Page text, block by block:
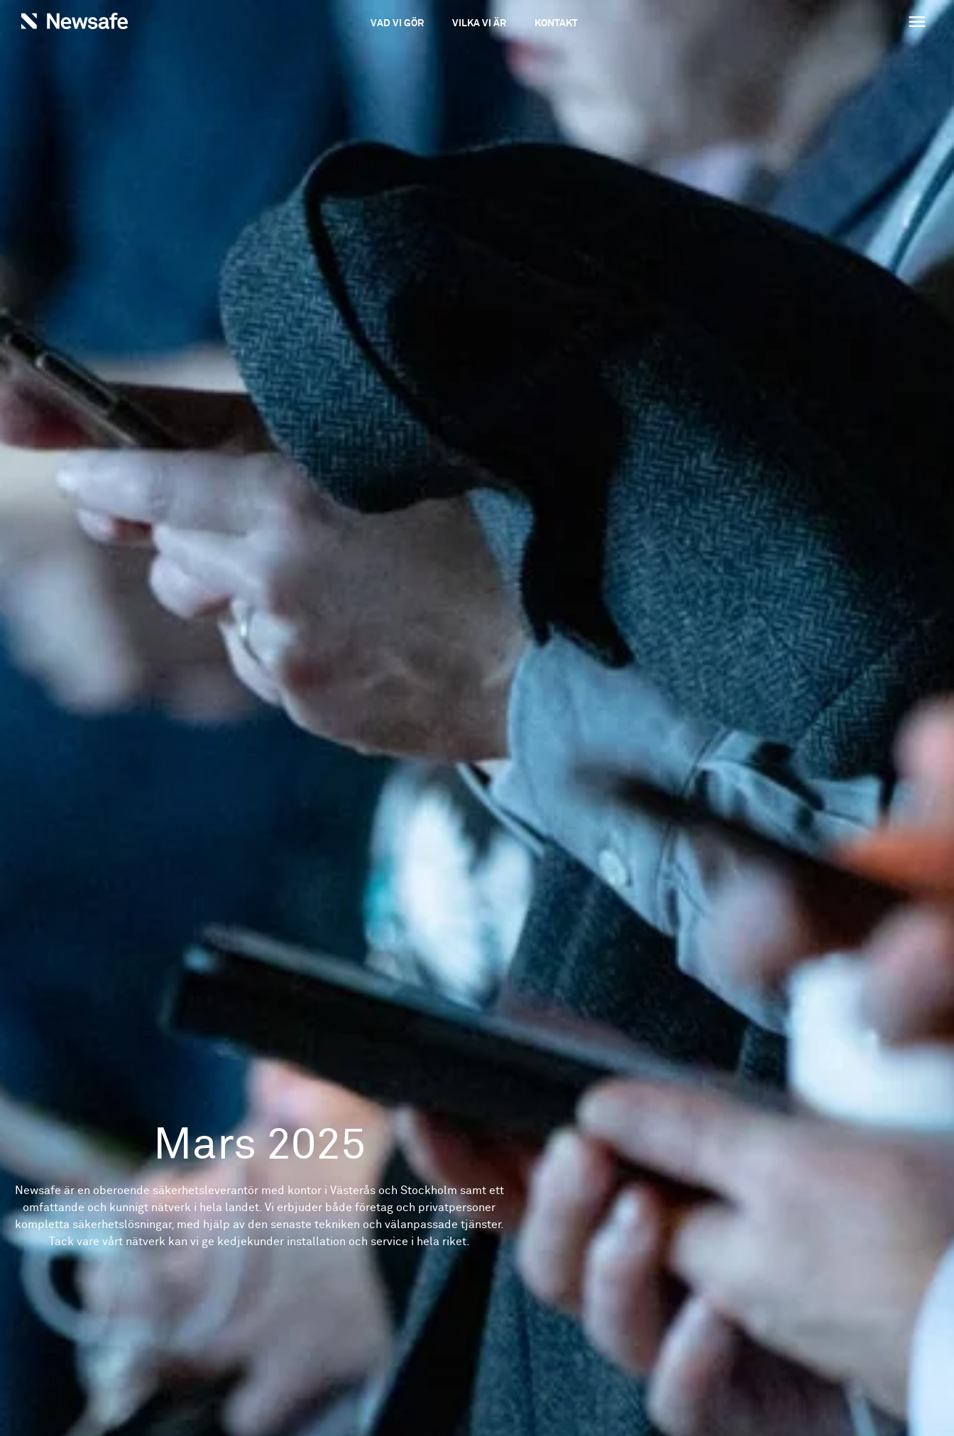
VAD VI GÖR VILKA VI ÄR KONTAKT
Mars 2025
Newsafe är en oberoende säkerhetsleverantör med kontor i Västerås och Stockholm samt ett
omfattande och kunnigt nätverk i hela landet. Vi erbjuder både företag och privatpersoner
kompletta säkerhetslösningar, med hjälp av den senaste tekniken och välanpassade tjänster.
Tack vare vårt nätverk kan vi ge kedjekunder installation och service i hela riket.